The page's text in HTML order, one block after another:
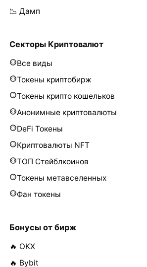
📉 Дамп
Секторы Криптовалют
Все виды
Токены криптобирж
Токены крипто кошельков
Анонимные криптовалюты
DeFi Токены
Криптовалюты NFT
ТОП Стейблкоинов
Токены метавселенных
Фан токены
Бонусы от бирж
🔥 OKX
🔥 Bybit